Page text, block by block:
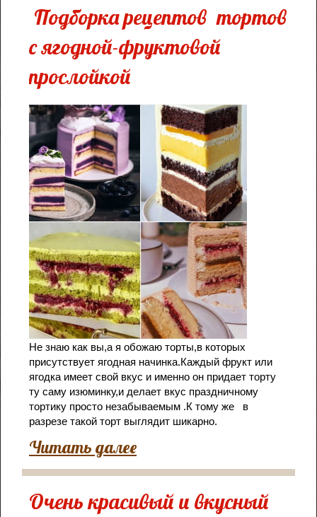
Подборка рецептов тортов
с ягодной-фруктовой
прослойкой
Не знаю как вы,а я обожаю торты,в которых
присутствует ягодная начинка.Каждый фрукт или
ягодка имеет свой вкус и именно он придает торту
ту саму изюминку,и делает вкус праздничному
тортику просто незабываемым .К тому же в
разрезе такой торт выглядит шикарно.
Читать далее
Очень красивый и вкусный